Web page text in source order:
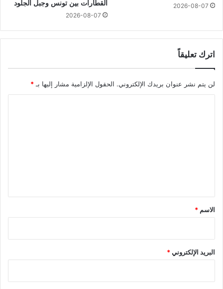
2026-08-07 القطارات بين تونس وجبل الجلود
2026-08-07
اترك تعليقاً
لن يتم نشر عنوان بريدك الإلكتروني. الحقول الإلزامية مشار إليها بـ *
*
الاسم *
البريد الإلكتروني*